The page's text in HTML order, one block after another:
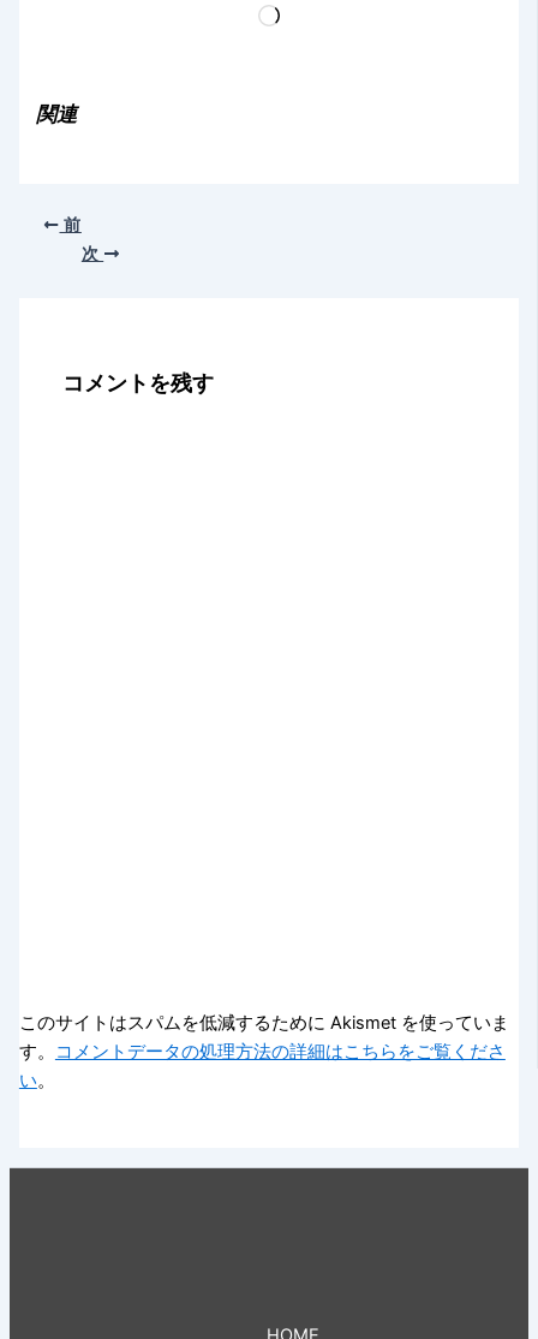
読
関連
前
次
コメントを残す
このサイトはスパムを低減するために Akismet を使っていま
す。
コメントデータの処理方法の詳細はこちらをご覧くださ
い。